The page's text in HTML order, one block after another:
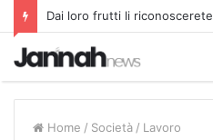
Dai loro frutti li riconoscerete
Home / Società / Lavoro